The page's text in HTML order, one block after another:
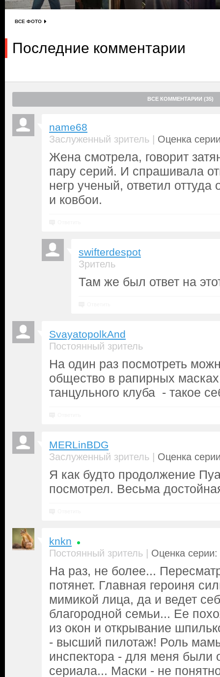
ВСЕ ФОТО
Последние комментарии
ВСЕ КОММЕНТАРИИ (35)
name68
Заслуженный зритель | Оценка
Жена смотрела, говорит
пару серий. И спрашивала
негр ученый, ответил оттуда
и ковбои.
swifterdespot
Зритель
Там же был ответ на
SvayatopolkAnd
Постоянный зритель
На один раз посмотреть
общество в рапирных
танцульного клуба - такое
MERLinBDG
Заслуженный зритель | Оценка
Я как будто продолжение
посмотрел. Весьма
knkn
Постоянный зритель | Оценка серии:
На раз, не более...
потянет. Главная героиня
мимикой лица, да и ведет
благородной семьи... Ее
из окон и открывание
- высший пилотаж! Роль
инспектора - для меня были
сериала... Маски - не